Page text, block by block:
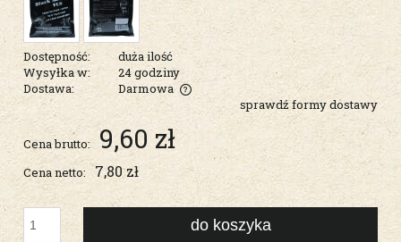
Dostępność:
duża ilość
Wysyłka w:
24 godziny
Dostawa:
Darmowa
Cena nie zawiera ewentualnych kosztów płatności
sprawdź formy dostawy
Cena brutto: 9,60 zł
Cena netto: 7,80 zł
do koszyka